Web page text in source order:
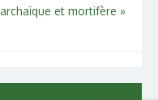
archaïque et mortifère »